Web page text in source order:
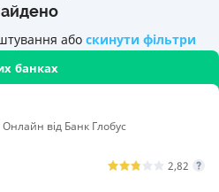
або скинути фільтри
банках
від Банк Глобус
2,82